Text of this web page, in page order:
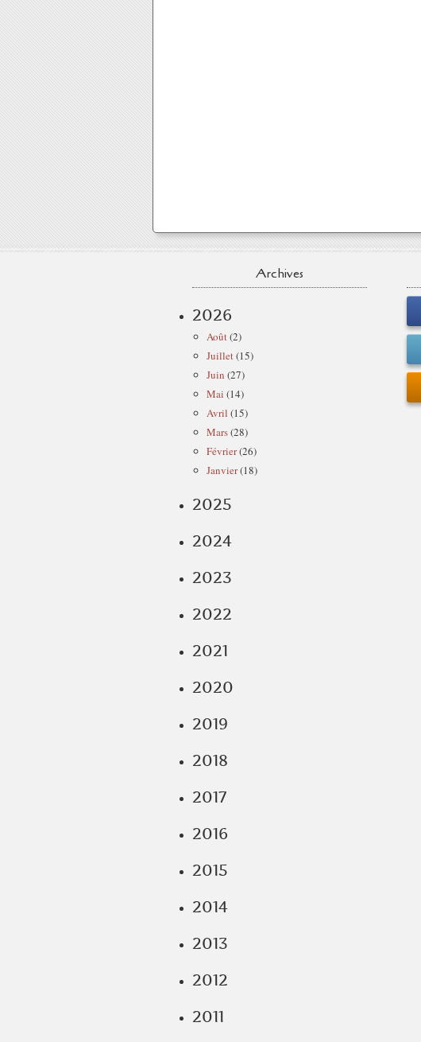
Archives
2026
Août(2)
Juillet(15)
Juin (27)
Mai (14)
Avril (15)
Mars(28)
Février(26)
Janvier(18)
2025
2024
2023
2022
2021
2020
2019
2018
2017
2016
2015
2014
2013
2012
2011